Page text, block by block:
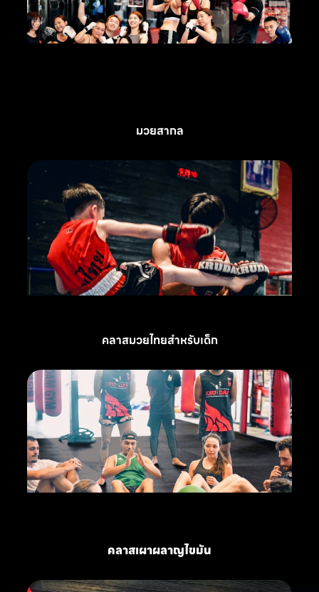
มวยสากล
คลาสมวยไทยสำหรับเด็ก
คลาสเผาผลาญไขมัน